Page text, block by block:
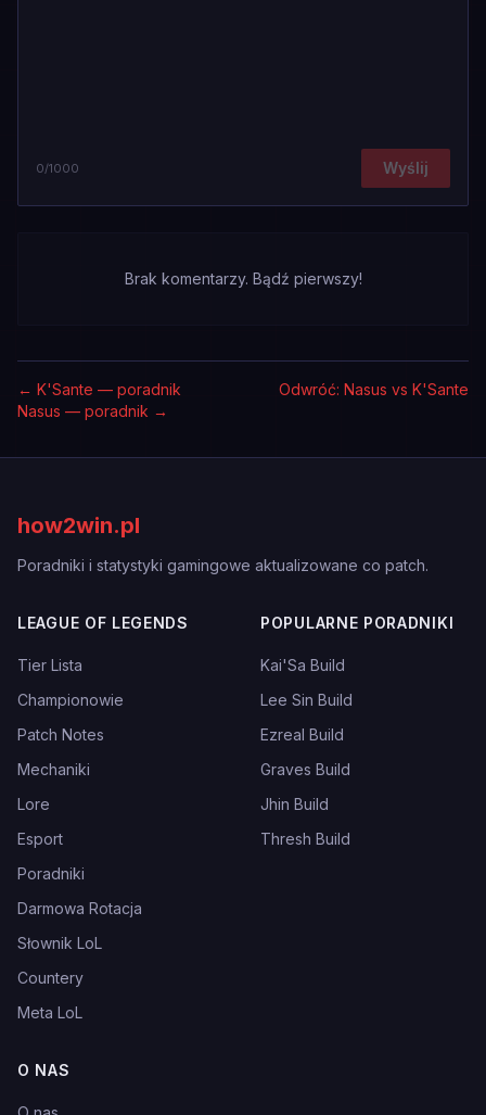
0/1000 Wyślij
Brak komentarzy. Bądź pierwszy!
← K'Sante — poradnik
Odwróć: Nasus vs K'Sante
Nasus — poradnik →
how2win.pl
Poradniki i statystyki gamingowe aktualizowane co patch.
LEAGUE OF LEGENDS
Tier Lista
Championowie
Patch Notes
Mechaniki
Lore
Esport
Poradniki
Darmowa Rotacja
Słownik LoL
Countery
Meta LoL
POPULARNE PORADNIKI
Kai'Sa Build
Lee Sin Build
Ezreal Build
Graves Build
Jhin Build
Thresh Build
O NAS